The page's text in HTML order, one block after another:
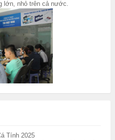
lớn, nhỏ trên cả nước.
Tính 2025